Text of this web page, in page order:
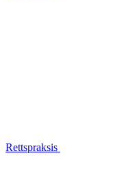
Rettspraksis